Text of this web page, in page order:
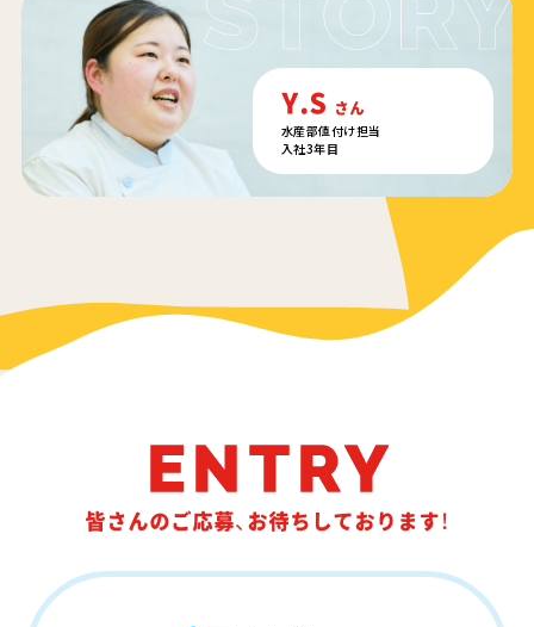
Y.S さん
水産部値付け担当
入社3年目
ENTRY
皆さんのご応募、お待ちしております！